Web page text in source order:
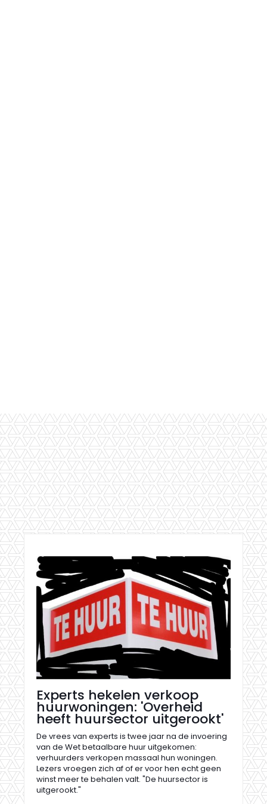
Experts hekelen verkoop
huurwoningen: 'Overheid
heeft huursector uitgerookt'
De vrees van experts is twee jaar na de invoering
van de Wet betaalbare huur uitgekomen:
verhuurders verkopen massaal hun woningen.
Lezers vroegen zich af of er voor hen echt geen
winst meer te behalen valt. "De huursector is
uitgerookt."